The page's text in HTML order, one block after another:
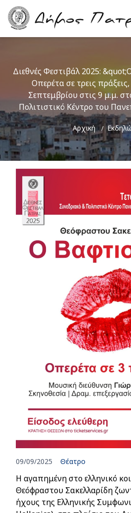
Skip
main
Main
navigation
Διεθνές Φεστιβάλ 2025:
Οπερέτα σε τρεις
Σεπτεμβρίου στις 9 μ.μ.
Πολιτιστικό Κέντρο του
Breadcrumb
Αρχική
09/09/2025 Θέατρο
Η αγαπημένη στο ελληνικό
Θεόφραστου Σακελλαρίδη
ήχους της Ελληνικής